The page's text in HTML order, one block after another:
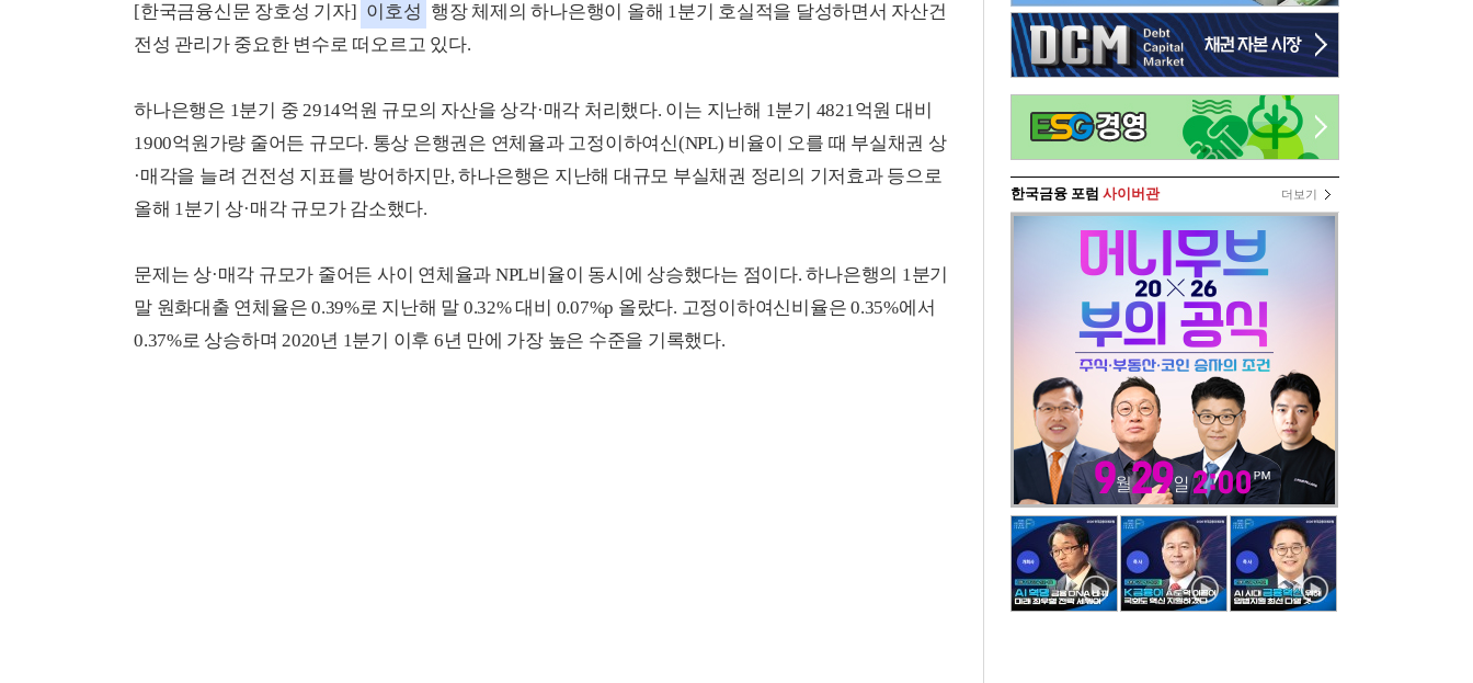
[한국금융신문 장호성 기자] 이호성 행장 체제의 하나은행이 올해 1분기 호실적을 달성하면서 자산건
전성 관리가 중요한 변수로 떠오르고 있다.
하나은행은 1분기 중 2914억원 규모의 자산을 상각·매각 처리했다. 이는 지난해 1분기 4821억원 대비
1900억원가량 줄어든 규모다. 통상 은행권은 연체율과 고정이하여신(NPL) 비율이 오를 때 부실채권 상
·매각을 늘려 건전성 지표를 방어하지만, 하나은행은 지난해 대규모 부실채권 정리의 기저효과 등으로
올해 1분기 상·매각 규모가 감소했다.
문제는 상·매각 규모가 줄어든 사이 연체율과 NPL비율이 동시에 상승했다는 점이다. 하나은행의 1분기
말 원화대출 연체율은 0.39%로 지난해 말 0.32% 대비 0.07%p 올랐다. 고정이하여신비율은 0.35%에서
0.37%로 상승하며 2020년 1분기 이후 6년 만에 가장 높은 수준을 기록했다.
한국금융 포럼 사이버관 더보기